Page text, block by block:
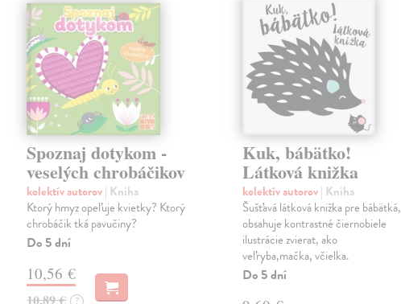
Spoznaj dotykom -
veselých chrobáčikov
kolektív autorov| Kniha
Ktorý hmyz opeľuje kvietky? Ktorý
chrobáčik tká pavučiny?
Do 5 dní
10,56 €
10,89 € ?
Kuk, bábätko!
Látková knižka
kolektív autorov| Kniha
Šušťavá látková knižka pre bábätká,
obsahuje kontrastné čiernobiele
ilustrácie zvierat, ako
veľryba,mačka, včielka.
Do 5 dní